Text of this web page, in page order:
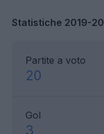
Statistiche 2019-20
Partite a voto
20
Gol
3